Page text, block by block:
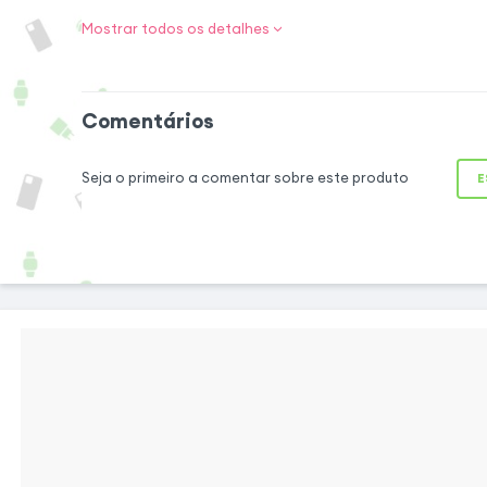
coleção Class
Mostrar todos os detalhes
Comentários
Seja o primeiro a comentar sobre este produto